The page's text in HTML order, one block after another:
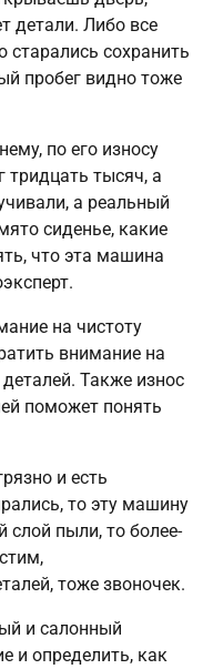
детали. Либо все
старались сохранить
пробег видно тоже
по его износу
тридцать тысяч, а
а реальный
сиденье, какие
что эта машина
на чистоту
внимание на
Также износ
поможет понять
и есть
то эту машину
слой пыли, то более-
тоже звоночек.
и салонный
и определить, как